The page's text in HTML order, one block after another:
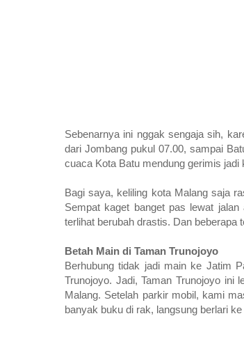
Sebenarnya ini nggak sengaja sih,
dari Jombang pukul 07.00, sampai
cuaca Kota Batu mendung gerimis
Bagi saya, keliling kota Malang saja
Sempat kaget banget pas lewat
terlihat berubah drastis. Dan
Betah Main di Taman Trunojoyo
Berhubung tidak jadi main ke Jatim
Trunojoyo. Jadi, Taman Trunojoyo ini
Malang. Setelah parkir mobil, kami
banyak buku di rak, langsung berlari